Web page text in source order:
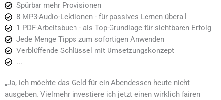
Spürbar mehr Provisionen
8 MP3-Audio-Lektionen - für passives Lernen überall
1 PDF-Arbeitsbuch - als Top-Grundlage für sichtbaren Erfolg
Jede Menge Tipps zum sofortigen Anwenden
Verblüffende Schlüssel mit Umsetzungskonzept
...
„Ja, ich möchte das Geld für ein Abendessen heute nicht
ausgeben. Vielmehr investiere ich jetzt einen wirklich fairen